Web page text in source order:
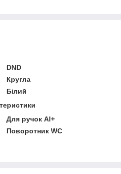
DND
Кругла
Білий
Для ручок Al+
Поворотник WC